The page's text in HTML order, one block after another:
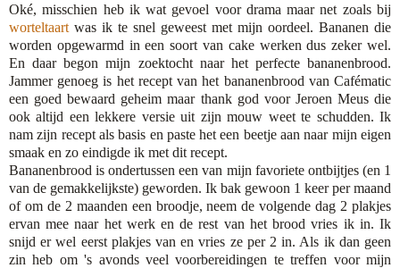
Oké, misschien heb ik wat gevoel voor drama maar net zoals bij
worteltaart was ik te snel geweest met mijn oordeel. Bananen die
worden opgewarmd in een soort van cake werken dus zeker wel.
En daar begon mijn zoektocht naar het perfecte bananenbrood.
Jammer genoeg is het recept van het bananenbrood van Cafématic
een goed bewaard geheim maar thank god voor Jeroen Meus die
ook altijd een lekkere versie uit zijn mouw weet te schudden. Ik
nam zijn recept als basis en paste het een beetje aan naar mijn eigen
smaak en zo eindigde ik met dit recept.
Bananenbrood is ondertussen een van mijn favoriete ontbijtjes (en 1
van de gemakkelijkste) geworden. Ik bak gewoon 1 keer per maand
of om de 2 maanden een broodje, neem de volgende dag 2 plakjes
ervan mee naar het werk en de rest van het brood vries ik in. Ik
snijd er wel eerst plakjes van en vries ze per 2 in. Als ik dan geen
zin heb om 's avonds veel voorbereidingen te treffen voor mijn